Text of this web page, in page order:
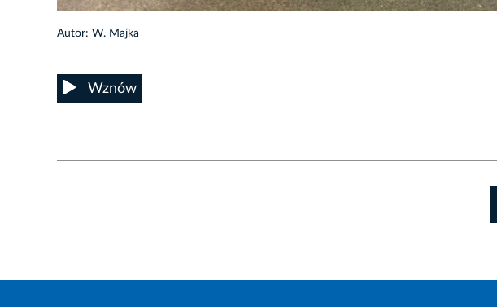
Autor: W. Majka
Wznów